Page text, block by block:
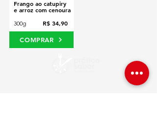
Frango ao catupiry
e arroz com cenoura
300g R$ 34,90
COMPRAR